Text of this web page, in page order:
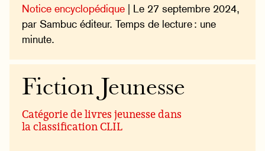
Notice encyclopédique | Le 27 septembre 2024,
par Sambuc éditeur. Temps de lecture : une
minute.
Fiction Jeunesse
Catégorie de livres jeunesse dans
la classification CLIL